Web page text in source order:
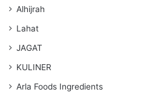
Alhijrah
Lahat
JAGAT
KULINER
Arla Foods Ingredients